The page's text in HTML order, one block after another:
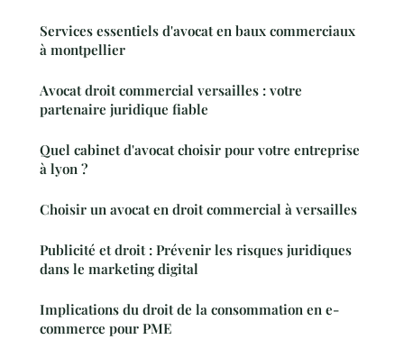
Services essentiels d'avocat en baux commerciaux
à montpellier
Avocat droit commercial versailles : votre
partenaire juridique fiable
Quel cabinet d'avocat choisir pour votre entreprise
à lyon ?
Choisir un avocat en droit commercial à versailles
Publicité et droit : Prévenir les risques juridiques
dans le marketing digital
Implications du droit de la consommation en e-
commerce pour PME